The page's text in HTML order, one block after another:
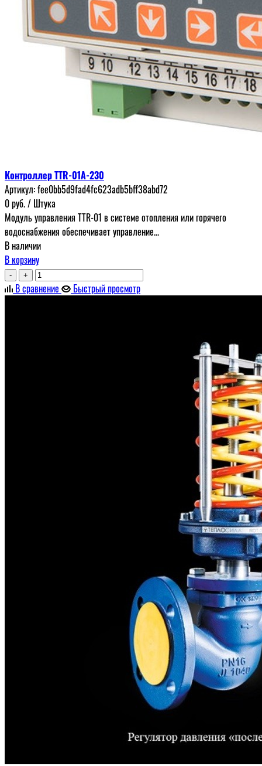
Контроллер TTR-01A-230
Артикул:fee0bb5d9fad4fc623adb5bff38abd72
0руб./ Штука
Модуль управления TTR-01 в системе отопления или горячего
водоснабжения обеспечивает управление...
В наличии
В корзину
- +
В сравнение Быстрый просмотр